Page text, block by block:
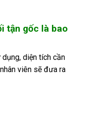
tận gốc là bao
diện tích cần
viên sẽ đưa ra